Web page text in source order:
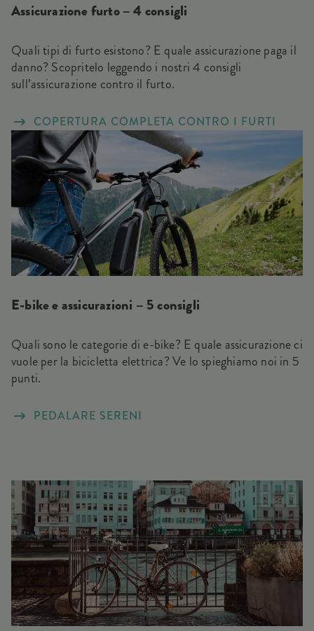
Assicurazione furto – 4 consigli
Quali tipi di furto esistono? E quale assicurazione paga il
danno? Scopritelo leggendo i nostri 4 consigli
sull’assicurazione contro il furto.
COPERTURA COMPLETA CONTRO I FURTI
E-bike e assicurazioni – 5 consigli
Quali sono le categorie di e-bike? E quale assicurazione ci
vuole per la bicicletta elettrica? Ve lo spieghiamo noi in 5
punti.
PEDALARE SERENI